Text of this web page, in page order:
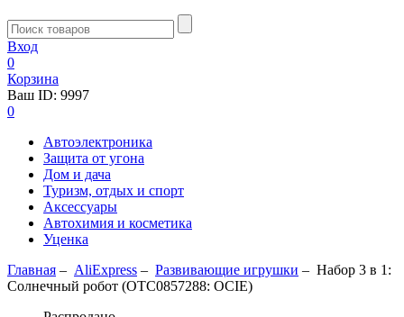
Вход
0
Корзина
Ваш ID: 9997
0
Автоэлектроника
Защита от угона
Дом и дача
Туризм, отдых и спорт
Аксессуары
Автохимия и косметика
Уценка
Главная – AliExpress – Развивающие игрушки – Набор 3 в 1:
Солнечный робот (OTC0857288: OCIE)